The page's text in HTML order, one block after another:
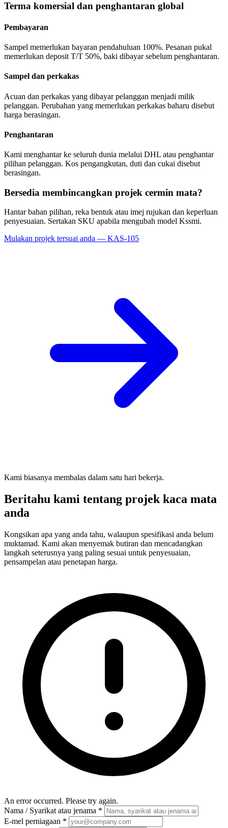
Terma komersial dan penghantaran global
Pembayaran
Sampel memerlukan bayaran pendahuluan 100%. Pesanan pukal
memerlukan deposit T/T 50%, baki dibayar sebelum penghantaran.
Sampel dan perkakas
Acuan dan perkakas yang dibayar pelanggan menjadi milik
pelanggan. Perubahan yang memerlukan perkakas baharu disebut
harga berasingan.
Penghantaran
Kami menghantar ke seluruh dunia melalui DHL atau penghantar
pilihan pelanggan. Kos pengangkutan, duti dan cukai disebut
berasingan.
Bersedia membincangkan projek cermin mata?
Hantar bahan pilihan, reka bentuk atau imej rujukan dan keperluan
penyesuaian. Sertakan SKU apabila mengubah model Kssmi.
Mulakan projek tersuai anda — KAS-105
Kami biasanya membalas dalam satu hari bekerja.
Beritahu kami tentang projek kaca mata
anda
Kongsikan apa yang anda tahu, walaupun spesifikasi anda belum
muktamad. Kami akan menyemak butiran dan mencadangkan
langkah seterusnya yang paling sesuai untuk penyesuaian,
pensampelan atau penetapan harga.
An error occurred. Please try again.
Nama / Syarikat atau jenama *
E-mel perniagaan *